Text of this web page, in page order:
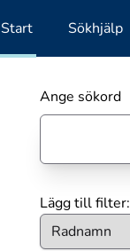
Start Sökhjälp
Ange sökord
Lägg till filter: